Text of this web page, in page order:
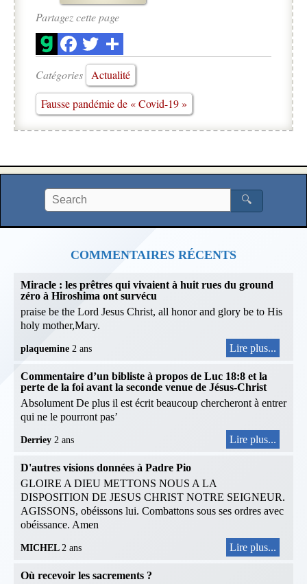
Partagez cette page
Catégories
Actualité
Fausse pandémie de « Covid-19 »
🔍
COMMENTAIRES RÉCENTS
Miracle : les prêtres qui vivaient à huit rues du ground
zéro à Hiroshima ont survécu
praise be the Lord Jesus Christ, all honor and glory be to His
holy mother,Mary.
plaquemine 2 ans Lire plus...
Commentaire d’un bibliste à propos de Luc 18:8 et la
perte de la foi avant la seconde venue de Jésus-Christ
Absolument De plus il est écrit beaucoup chercheront à entrer
qui ne le pourront pas’
Derriey 2 ans Lire plus...
D'autres visions données à Padre Pio
GLOIRE A DIEU METTONS NOUS A LA
DISPOSITION DE JESUS CHRIST NOTRE SEIGNEUR.
AGISSONS, obéissons lui. Combattons sous ses ordres avec
obéissance. Amen
MICHEL 2 ans Lire plus...
Où recevoir les sacrements ?